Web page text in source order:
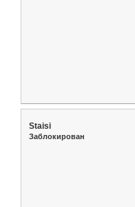
Staisi
Заблокирован